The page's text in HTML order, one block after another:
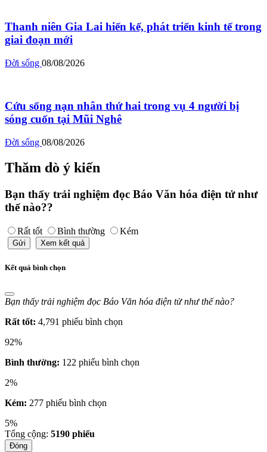
Thanh niên Gia Lai hiến kế, phát triển kinh tế trong
giai đoạn mới
Đời sống 08/08/2026
Cứu sống nạn nhân thứ hai trong vụ 4 người bị
sóng cuốn tại Mũi Nghê
Đời sống 08/08/2026
Thăm dò ý kiến
Bạn thấy trải nghiệm đọc Báo Văn hóa điện tử như
thế nào??
Rất tốt Bình thường Kém
Gửi Xem kết quả
Kết quả bình chọn
Bạn thấy trải nghiệm đọc Báo Văn hóa điện tử như thế nào?
Rất tốt: 4,791 phiếu bình chọn
92%
Bình thường: 122 phiếu bình chọn
2%
Kém: 277 phiếu bình chọn
5%
Tổng cộng: 5190 phiếu
Đóng